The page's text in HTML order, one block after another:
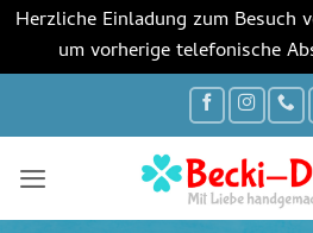
Herzliche Einladung zum Besuch
um vorherige telefonische